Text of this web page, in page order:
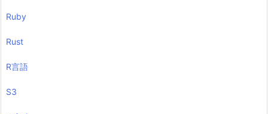
Ruby
Rust
R言語
S3